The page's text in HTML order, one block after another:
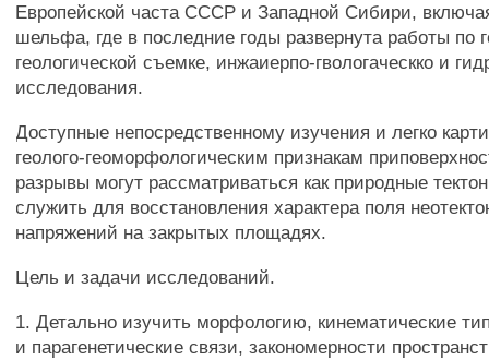
Европейской часта СССР и Западной Сибири,
шельфа, где в последние годы развернута работы по
геологической съемке, инжаиерпо-гвологаческко и
исследования.
Доступные непосредственному изучения и легко
геолого-геоморфологическим признакам
разрывы могут рассматриваться как природные
служить для восстановления характера поля
напряжений на закрытых площадях.
Цель и задачи исследований.
1. Детально изучить морфологию, кинематические
и парагенетические связи, закономерности